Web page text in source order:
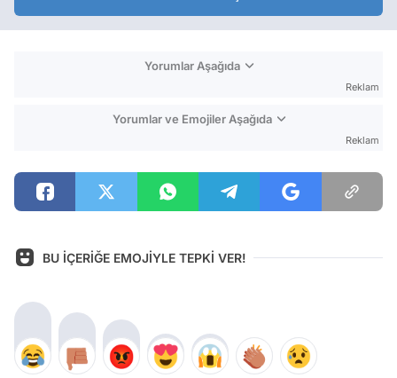
Yorumlar Aşağıda
Reklam
Yorumlar ve Emojiler Aşağıda
Reklam
BU İÇERİĞE EMOJİYLE TEPKİ VER!